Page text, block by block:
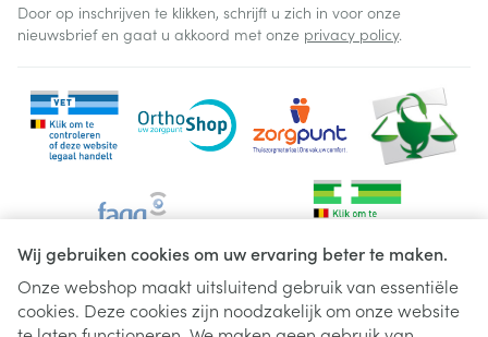
Wij gebruiken cookies om uw ervaring beter te maken.
Onze webshop maakt uitsluitend gebruik van essentiële
cookies. Deze cookies zijn noodzakelijk om onze website
Door op inschrijven te klikken, schrijft u zich in voor onze
nieuwsbrief en gaat u akkoord met onze privacy policy.
Juridische links